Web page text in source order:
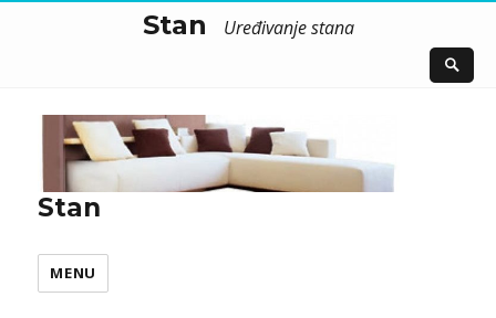
Stan Uređivanje stana
Stan
MENU